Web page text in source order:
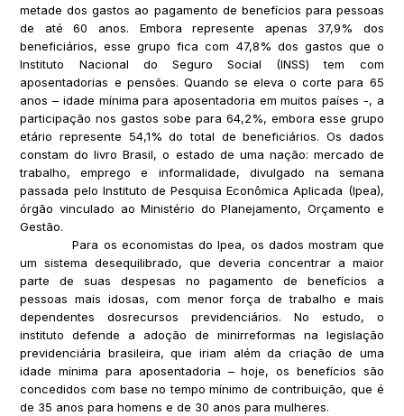
metade dos gastos ao pagamento de benefícios para pessoas
de até 60 anos. Embora represente apenas 37,9% dos
beneficiários, esse grupo fica com 47,8% dos gastos que o
Instituto Nacional do Seguro Social (INSS) tem com
aposentadorias e pensões. Quando se eleva o corte para 65
anos – idade mínima para aposentadoria em muitos países -, a
participação nos gastos sobe para 64,2%, embora esse grupo
etário represente 54,1% do total de beneficiários. Os dados
constam do livro Brasil, o estado de uma nação: mercado de
trabalho, emprego e informalidade, divulgado na semana
passada pelo Instituto de Pesquisa Econômica Aplicada (Ipea),
órgão vinculado ao Ministério do Planejamento, Orçamento e
Gestão.
Para os economistas do Ipea, os dados mostram que
um sistema desequilibrado, que deveria concentrar a maior
parte de suas despesas no pagamento de benefícios a
pessoas mais idosas, com menor força de trabalho e mais
dependentes dosrecursos previdenciários. No estudo, o
instituto defende a adoção de minirreformas na legislação
previdenciária brasileira, que iriam além da criação de uma
idade mínima para aposentadoria – hoje, os benefícios são
concedidos com base no tempo mínimo de contribuição, que é
de 35 anos para homens e de 30 anos para mulheres.